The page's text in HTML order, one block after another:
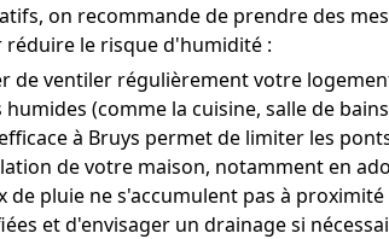
on recommande de prendre des
le risque d'humidité :
de ventiler régulièrement votre
humides (comme la cuisine, salle de
à Bruys permet de limiter les
de votre maison, notamment en
de pluie ne s'accumulent pas à
et d'envisager un drainage si